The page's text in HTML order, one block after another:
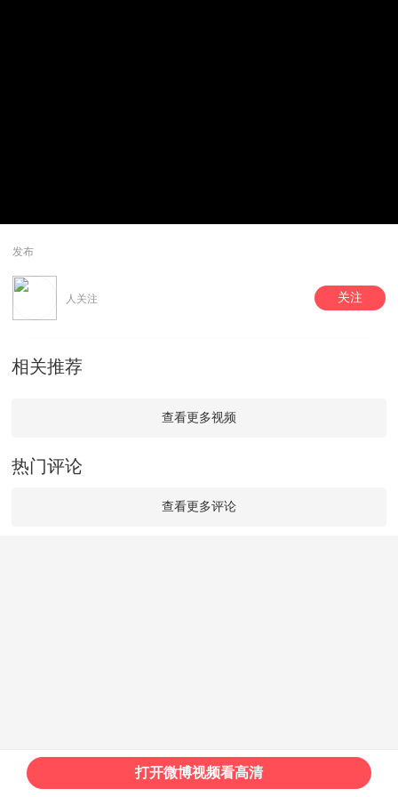
发布
人关注 关注
相关推荐
查看更多视频
热门评论
查看更多评论
打开微博视频看高清